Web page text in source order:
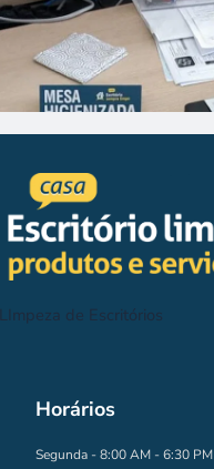
LImpeza de Escritórios
Horários
Segunda - 8:00 AM - 6:30 PM